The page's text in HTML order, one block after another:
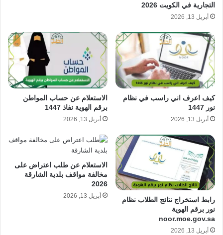
التجارية في الكويت 2026
أبريل 13, 2026
كيف اعرف اني راسب في نظام
نور 1447
أبريل 13, 2026
الاستعلام عن حساب المواطن
برقم الهوية نفاذ 1447
أبريل 13, 2026
رابط استخراج نتائج الطلاب نظام
نور برقم الهوية
noor.moe.gov.sa
أبريل 13, 2026
الاستعلام عن طلب اعتراض على
مخالفة مواقف بلدية الشارقة
2026
أبريل 13, 2026